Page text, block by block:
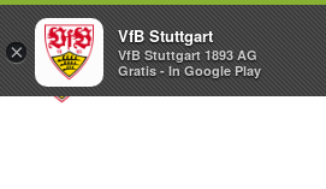
×
VfB Stuttgart
VfB Stuttgart 1893 AG
Gratis - In Google Play